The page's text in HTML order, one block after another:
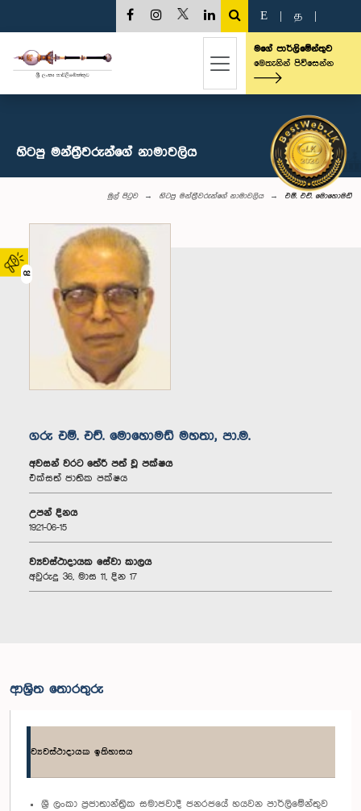
02
E த
මගේ පාර්ලිමේන්තුව
මෙතැනින් පිවිසෙන්න
හිටපු මන්ත්‍රීවරුන්ගේ නාමාවලිය
මුල් පිටුව හිටපු මන්ත්‍රීවරුන්ගේ නාමාවලිය එම්. එච්. මොහොමඩ්
ගරු එම්. එච්. මොහොමඩ් මහතා, පා.ම.
අවසන් වරට තේරී පත් වූ පක්ෂය
එක්සත් ජාතික පක්ෂය
උපන් දිනය
1921-06-15
ව්‍යවස්ථාදායක සේවා කාලය
අවුරුදු 36, මාස 11, දින 17
ආශ්‍රිත තොරතුරු
ව්‍යවස්ථාදායක ඉතිහාසය
ශ්‍රී ලංකා ප්‍රජාතාන්ත්‍රික සමාජවාදී ජනරජයේ හයවන පාර්ලිමේන්තුව